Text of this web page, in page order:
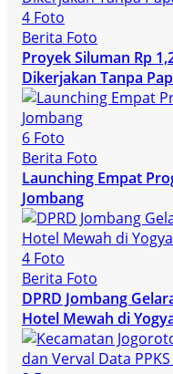
4 Foto
Berita Foto
Proyek Siluman Rp
Dikerjakan Tanpa
6 Foto
Berita Foto
Launching Empat
Jombang
4 Foto
Berita Foto
DPRD Jombang
Hotel Mewah di